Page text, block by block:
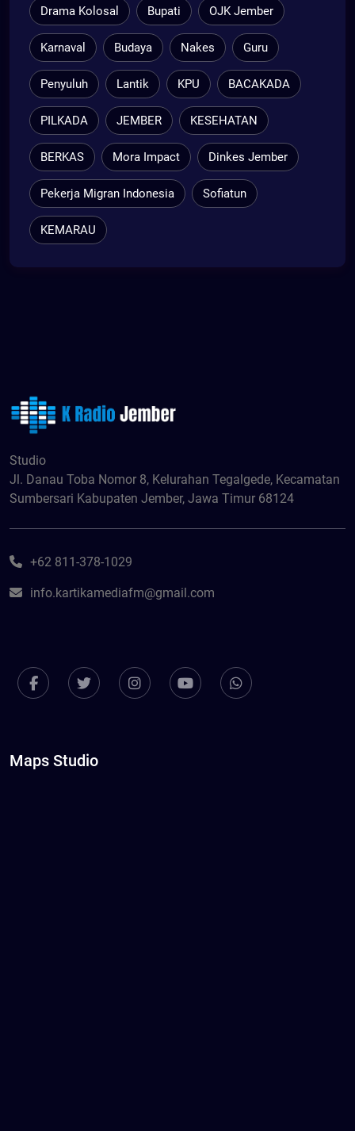
Drama Kolosal Bupati OJK Jember
Karnaval Budaya Nakes Guru
Penyuluh Lantik KPU BACAKADA
PILKADA JEMBER KESEHATAN
BERKAS Mora Impact Dinkes Jember
Pekerja Migran Indonesia Sofiatun
KEMARAU
Studio
Jl. Danau Toba Nomor 8, Kelurahan Tegalgede, Kecamatan
Sumbersari Kabupaten Jember, Jawa Timur 68124
+62 811-378-1029
info.kartikamediafm@gmail.com
Maps Studio